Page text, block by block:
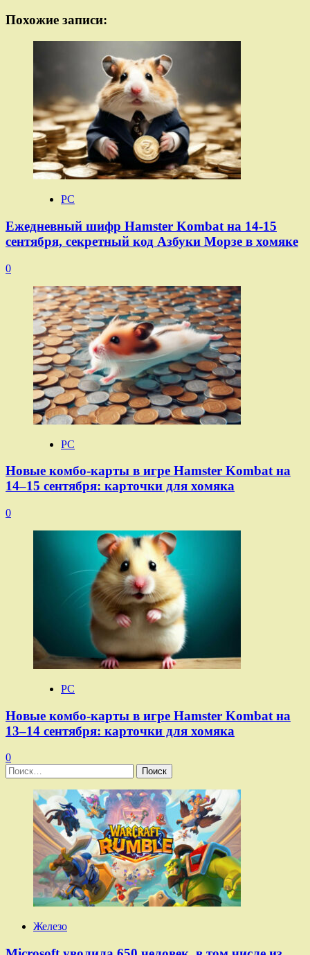
Похожие записи:
PC
Ежедневный шифр Hamster Kombat на 14-15
сентября, секретный код Азбуки Морзе в хомяке
0
PC
Новые комбо-карты в игре Hamster Kombat на
14–15 сентября: карточки для хомяка
0
PC
Новые комбо-карты в игре Hamster Kombat на
13–14 сентября: карточки для хомяка
0
Найти:
Железо